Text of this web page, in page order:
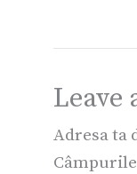
Leave
Adresa ta